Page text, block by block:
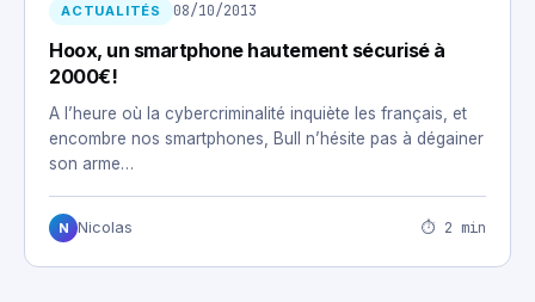
ACTUALITÉS 08/10/2013
Hoox, un smartphone hautement sécurisé à
2000€!
A l’heure où la cybercriminalité inquiète les français, et
encombre nos smartphones, Bull n’hésite pas à dégainer
son arme…
N Nicolas ⏱ 2 min